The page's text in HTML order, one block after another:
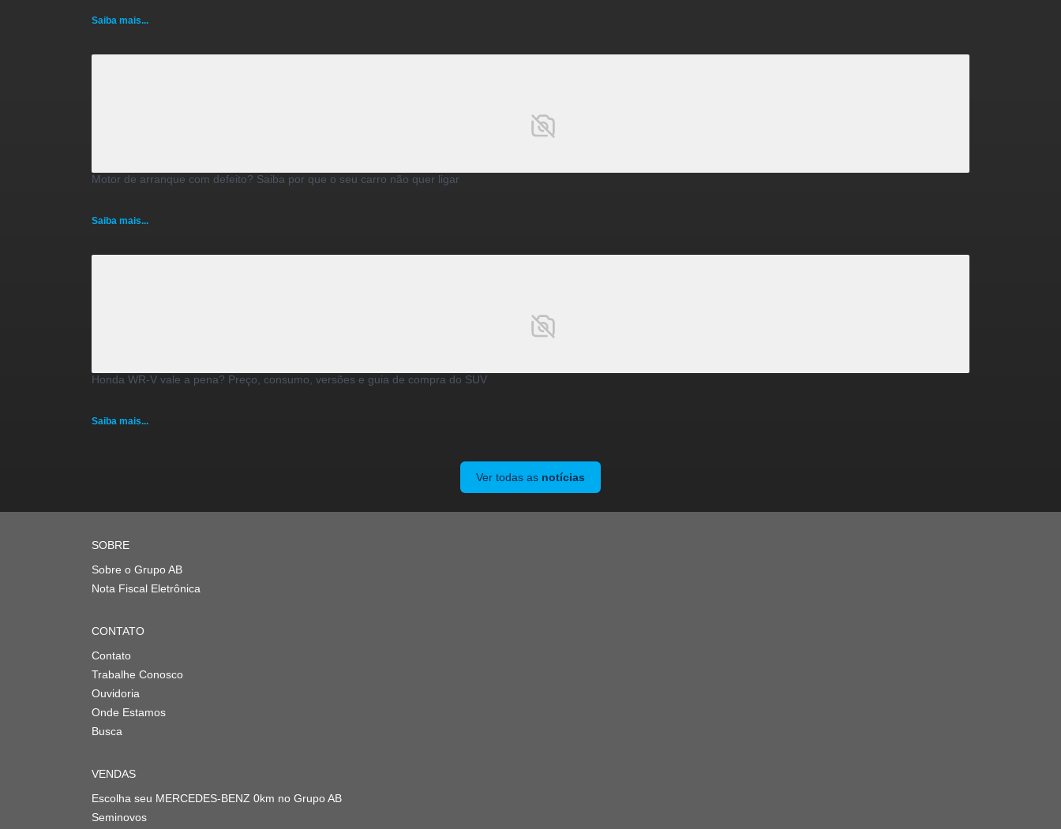
Saiba mais...
Motor de arranque com defeito? Saiba por que o seu carro não quer ligar
Saiba mais...
Honda WR-V vale a pena? Preço, consumo, versões e guia de compra do SUV
Saiba mais...
Ver todas as notícias
SOBRE
Sobre o Grupo AB
Nota Fiscal Eletrônica
CONTATO
Contato
Trabalhe Conosco
Ouvidoria
Onde Estamos
Busca
VENDAS
Escolha seu MERCEDES-BENZ 0km no Grupo AB
Seminovos